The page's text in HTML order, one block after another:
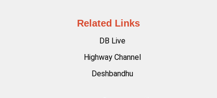
Related Links
DB Live
Highway Channel
Deshbandhu